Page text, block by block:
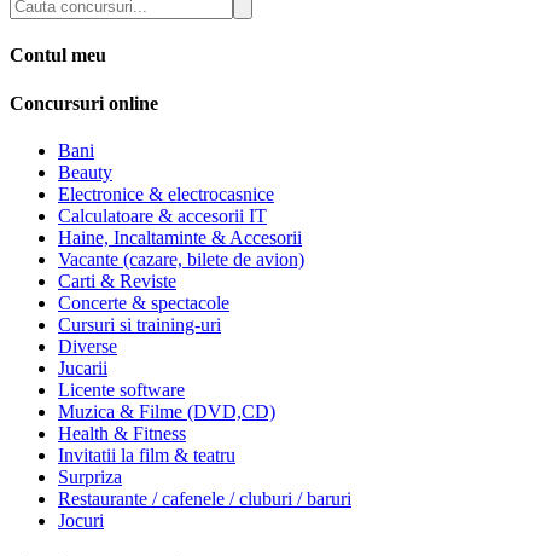
Contul meu
Concursuri online
Bani
Beauty
Electronice & electrocasnice
Calculatoare & accesorii IT
Haine, Incaltaminte & Accesorii
Vacante (cazare, bilete de avion)
Carti & Reviste
Concerte & spectacole
Cursuri si training-uri
Diverse
Jucarii
Licente software
Muzica & Filme (DVD,CD)
Health & Fitness
Invitatii la film & teatru
Surpriza
Restaurante / cafenele / cluburi / baruri
Jocuri